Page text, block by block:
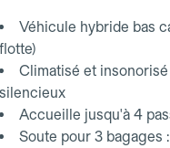
Véhicule hybride bas
flotte)
Climatisé et
silencieux
Accueille jusqu'à 4
Soute pour 3 bagages